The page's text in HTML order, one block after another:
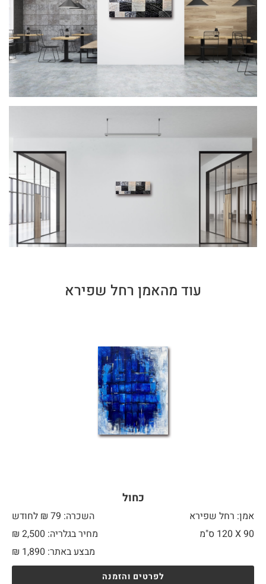
עוד מהאמן רחל שפירא
כחול
אמן: רחל שפירא
השכרה: 79 ₪ לחודש
90 X
מחיר בגלריה: 2,500 ₪
מבצע באתר:
₪ 1,890
לפרטים והזמנה